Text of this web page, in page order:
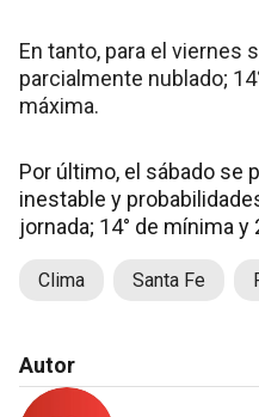
En tanto, para el viernes
parcialmente nublado;
máxima.
Por último, el sábado se
inestable y
jornada; 14° de mínima y
Clima Santa Fe
Autor